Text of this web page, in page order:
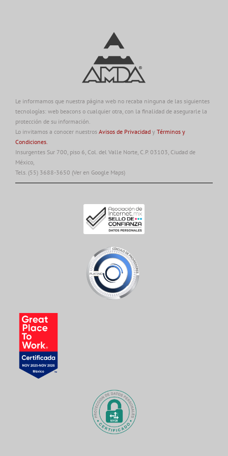
Le informamos que nuestra página web no recaba ninguna de las siguientes
tecnologías: web beacons o cualquier otra, con la finalidad de asegurarle la
protección de su información.
Lo invitamos a conocer nuestros Avisos de Privacidad y Términos y
Condiciones.
Insurgentes Sur 700, piso 6, Col. del Valle Norte, C.P. 03103, Ciudad de
México,
Tels. (55) 3688-3650 (Ver en Google Maps)